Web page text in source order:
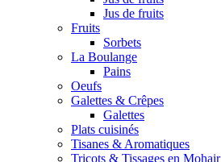
Jus de fruits
Fruits
Sorbets
La Boulange
Pains
Oeufs
Galettes & Crêpes
Galettes
Plats cuisinés
Tisanes & Aromatiques
Tricots & Tissages en Mohair